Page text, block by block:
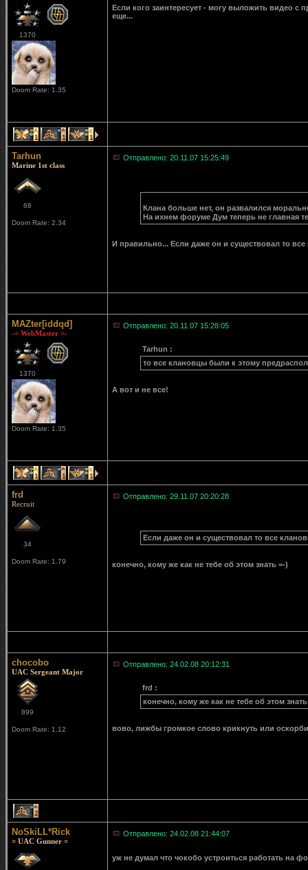
1370
Doom Rate: 1.35
Если кого заинтересует - могу выложить видео с
еще...
1 1 1
Tarhun
Marine 1st class
68
Doom Rate: 2.34
Отправлено: 20.11.07 15:25:49
Клана больше нет, он развалился
На ихнем форуме Дум теперь не главная
И правильно... Если даже он и существовал то
MAZter[iddqd]
-= WebMaster =-
1370
Doom Rate: 1.35
Отправлено: 20.11.07 15:28:05
Tarhun :
то все клановцы были к этому
А вот и не все!
1 1 1
frd
Recruit
34
Doom Rate: 1.79
Отправлено: 29.11.07 20:20:28
Если даже он и существовал то все
конечно, кому же как не тебе об этом знать =-)
chocobo
UAC Sergeant Major
899
Doom Rate: 1.12
Отправлено: 24.02.08 20:12:31
frd :
конечно, кому же как не тебе об этом
вово, лижбы громкое слово крикнуть или
2
NoSkiLL*Rick
= UAC Gunner =
Отправлено: 24.02.08 21:44:07
уж не думал что чокобо устроиться работать на